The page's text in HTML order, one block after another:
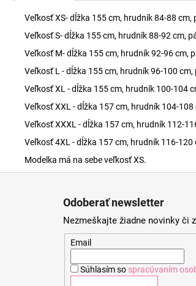
Veľkosť XS- dĺžka 155 cm, hrudník 84-88 cm,
Veľkosť S- dĺžka 155 cm, hrudník 88-92 cm,
Veľkosť M- dĺžka 155 cm, hrudník 92-96 cm,
Veľkosť L - dĺžka 155 cm, hrudník 96-100 cm,
Veľkosť XL - dĺžka 155 cm, hrudník 100-104
Veľkosť XXL - dĺžka 157 cm, hrudník 104-108
Veľkosť XXXL - dĺžka 157 cm, hrudník 112-
Veľkosť 4XL - dĺžka 157 cm, hrudník 116-120
Modelka má na sebe veľkosť XS.
Odoberať newsletter
Nezmeškajte žiadne novinky či
Email
Súhlasím so spracúvaním